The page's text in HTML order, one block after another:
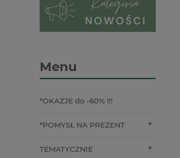
Menu
*OKAZJE do -60% !!!
*POMYSŁ NA PREZENT
TEMATYCZNIE